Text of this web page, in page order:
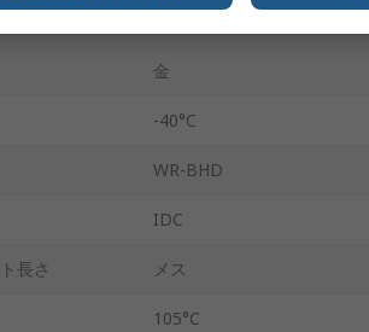
金
-40°C
WR-BHD
IDC
長さ メス
105°C